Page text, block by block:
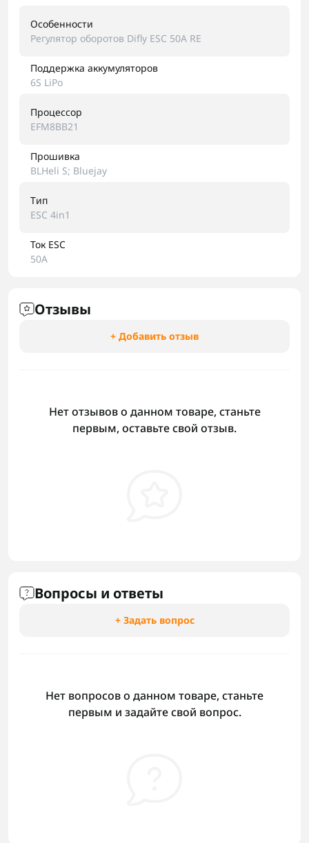
Особенности
Регулятор оборотов Difly ESC 50A RE
Поддержка аккумуляторов
6S LiPo
Процессор
EFM8BB21
Прошивка
BLHeli S; Bluejay
Тип
ESC 4in1
Ток ESC
50A
Отзывы
+ Добавить отзыв
Нет отзывов о данном товаре, станьте
первым, оставьте свой отзыв.
Вопросы и ответы
+ Задать вопрос
Нет вопросов о данном товаре, станьте
первым и задайте свой вопрос.